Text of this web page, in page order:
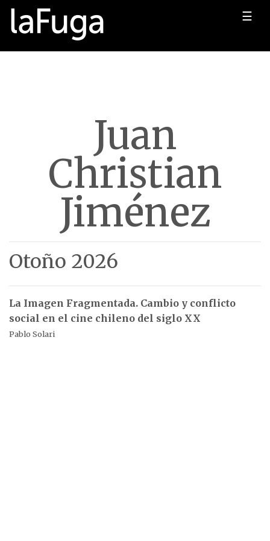
☰
Juan
Christian
Jiménez
Otoño 2026
La Imagen Fragmentada. Cambio y conflicto
social en el cine chileno del siglo XX
Pablo Solari